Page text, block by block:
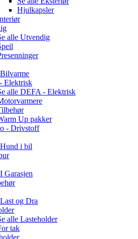
Hjulkapsler
alle Utvendig
Bilvarme
Elektrisk
alle DEFA - Elektrisk
Up pakker
- Drivstoff
Hund i bil
I Garasjen
Last og Dra
alle Lasteholder
tak